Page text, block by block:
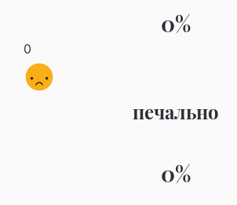
0%
0
печально
0%